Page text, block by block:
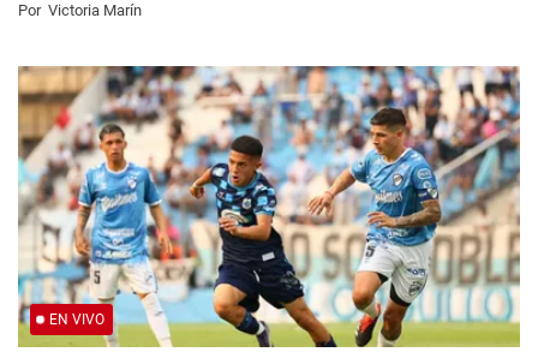
Por Victoria Marín
EN VIVO